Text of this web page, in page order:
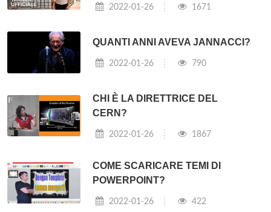
2022-01-26 1671
QUANTI ANNI AVEVA JANNACCI?
2022-01-26 790
CHI È LA DIRETTRICE DEL
CERN?
2022-01-26 1867
COME SCARICARE TEMI DI
POWERPOINT?
2022-01-26 422